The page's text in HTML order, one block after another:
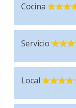
Cocina
Servicio
Local